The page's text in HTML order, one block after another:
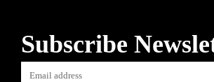
Subscribe